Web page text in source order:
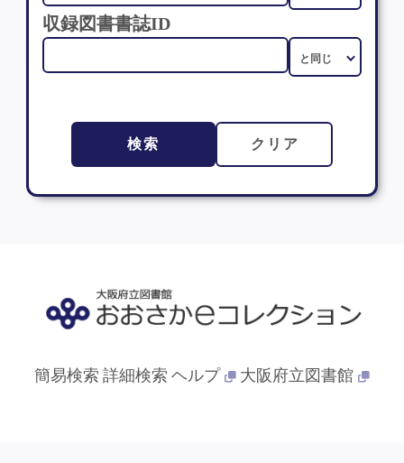
収録図書書誌ID
検索 クリア
簡易検索 詳細検索 ヘルプ 大阪府立図書館